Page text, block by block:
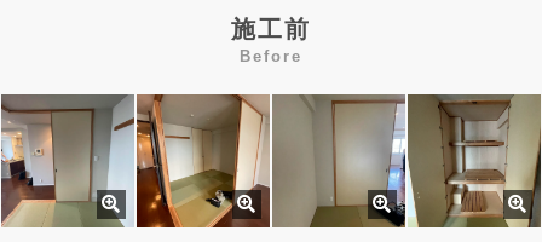
施工前
Before